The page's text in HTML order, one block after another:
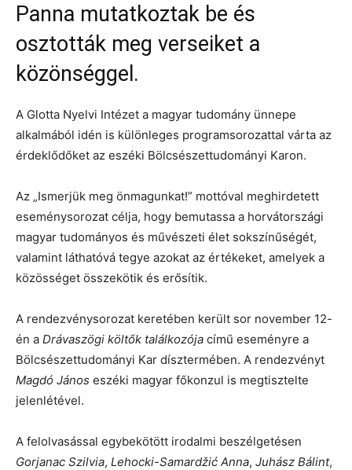
Panna mutatkoztak be és
osztották meg verseiket a
közönséggel.
A Glotta Nyelvi Intézet a magyar tudomány ünnepe
alkalmából idén is különleges programsorozattal várta az
érdeklődőket az eszéki Bölcsészettudományi Karon.
Az „Ismerjük meg önmagunkat!” mottóval meghirdetett
eseménysorozat célja, hogy bemutassa a horvátországi
magyar tudományos és művészeti élet sokszínűségét,
valamint láthatóvá tegye azokat az értékeket, amelyek a
közösséget összekötik és erősítik.
A rendezvénysorozat keretében került sor november 12-
én a Drávaszögi költők találkozója című eseményre a
Bölcsészettudományi Kar dísztermében. A rendezvényt
Magdó János eszéki magyar főkonzul is megtisztelte
jelenlétével.
A felolvasással egybekötött irodalmi beszélgetésen
Gorjanac Szilvia, Lehocki-Samardžić Anna, Juhász Bálint,